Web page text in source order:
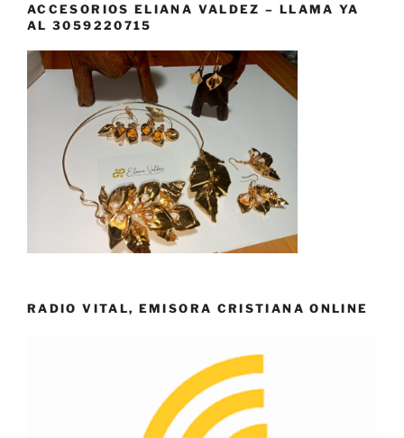
ACCESORIOS ELIANA VALDEZ – LLAMA YA
AL 3059220715
RADIO VITAL, EMISORA CRISTIANA ONLINE